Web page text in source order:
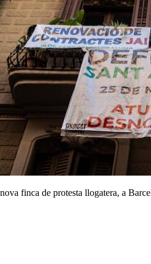
finca de protesta llogatera, a